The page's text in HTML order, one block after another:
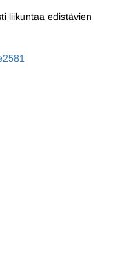
liikuntaa edistävien